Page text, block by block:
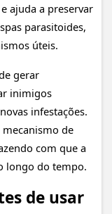
ajuda a preservar
parasitoides,
úteis.
gerar
inimigos
infestações.
de
com que a
longo do tempo.
de usar